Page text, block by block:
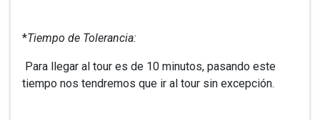
*Tiempo de Tolerancia:
Para llegar al tour es de 10 minutos, pasando este
tiempo nos tendremos que ir al tour sin excepción.